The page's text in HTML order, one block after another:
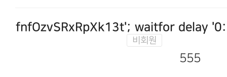
fnfOzvSRxRpXk13t'; waitfor delay
555